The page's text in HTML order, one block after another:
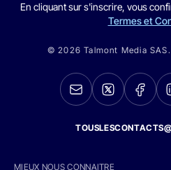
En cliquant sur s'inscrire, vous
Termes et
© 2026 Talmont Media
MIEUX NOUS CONNAITRE